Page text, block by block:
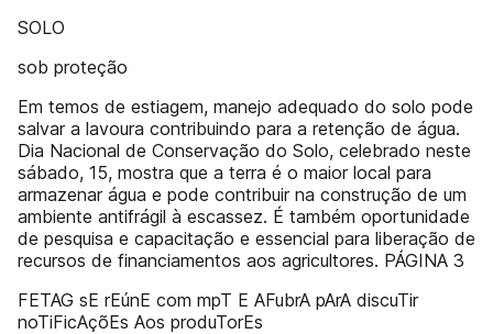
SOLO
sob proteção
Em temos de estiagem, manejo adequado do solo pode
salvar a lavoura contribuindo para a retenção de água.
Dia Nacional de Conservação do Solo, celebrado neste
sábado, 15, mostra que a terra é o maior local para
armazenar água e pode contribuir na construção de um
ambiente antifrágil à escassez. É também oportunidade
de pesquisa e capacitação e essencial para liberação de
recursos de financiamentos aos agricultores. PÁGINA 3
FETAG sE rEúnE com mpT E AFubrA pArA discuTir
noTiFicAçõEs Aos produTorEs